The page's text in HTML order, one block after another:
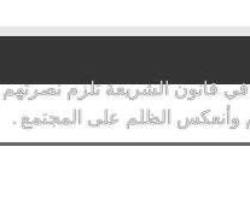
في قانون الشريعة تلزم نصرتهم
وأنعكس الظلم على المجتمع .